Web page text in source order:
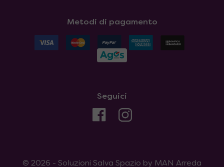
Metodi di pagamento
Seguici
© 2026 - Soluzioni Salva Spazio by MAN Arreda